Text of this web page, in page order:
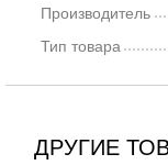
Производитель
Тип товара
ДРУГИЕ